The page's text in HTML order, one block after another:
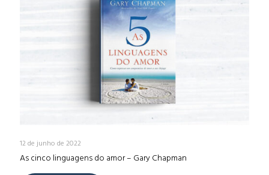
12 de junho de 2022
As cinco linguagens do amor – Gary Chapman